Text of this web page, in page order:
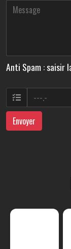
Anti Spam : saisir
Envoyer